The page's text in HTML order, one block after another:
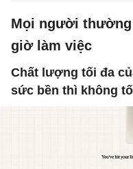
Mọi người
giờ làm việc
Chất lượng tối đa
sức bền thì không